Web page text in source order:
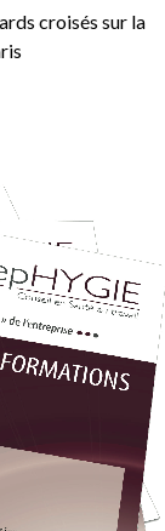
croisés sur la